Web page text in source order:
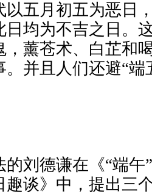
以五月初五为恶日
日均为不吉之日。
，薰苍术、白芷和
并且人们还避“端
德谦在《“端午
趣谈》中，提出三